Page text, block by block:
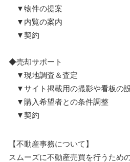
▼物件の提案
▼内覧の案内
▼契約
◆売却サポート
▼現地調査＆査定
▼サイト掲載用の撮影や看板の
▼購入希望者との条件調整
▼契約
【不動産事務について】
スムーズに不動産売買を行うため